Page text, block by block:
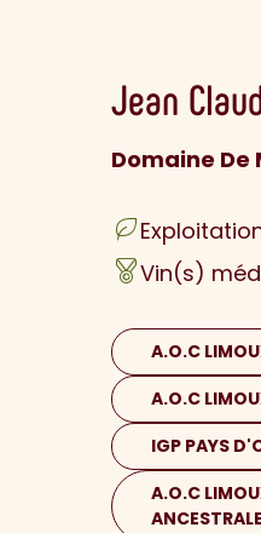
Jean
Domaine De
Vin(s)
A.O.C
A.O.C
IGP PAYS
A.O.C
ANCESTRALE